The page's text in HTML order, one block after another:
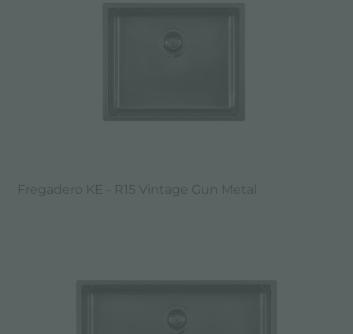
Fregadero KE - R15 Vintage Gun Metal